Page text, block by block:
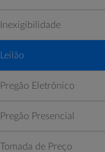
Inexigibilidade
Leilão
Pregão Eletrônico
Pregão Presencial
Tomada de Preço